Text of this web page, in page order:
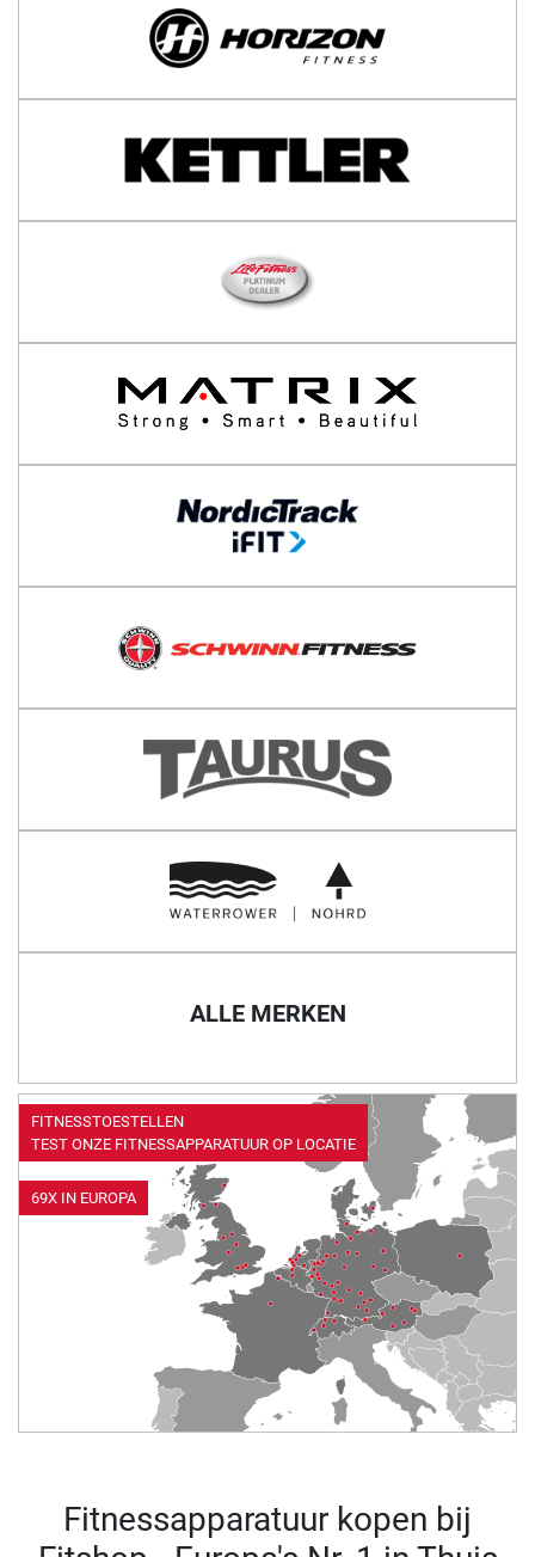
ALLE MERKEN
FITNESSTOESTELLEN
TEST ONZE FITNESSAPPARATUUR OP LOCATIE
69X IN EUROPA
Fitnessapparatuur kopen bij